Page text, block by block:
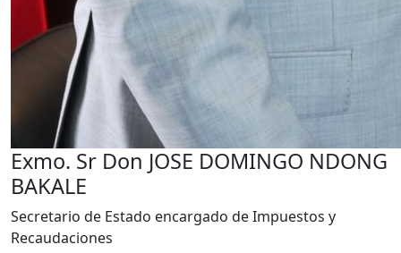
Exmo. Sr Don JOSE DOMINGO NDONG
BAKALE
Secretario de Estado encargado de Impuestos y
Recaudaciones